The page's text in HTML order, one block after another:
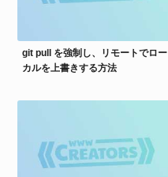
git pull を強制し、リモートでロー
カルを上書きする方法